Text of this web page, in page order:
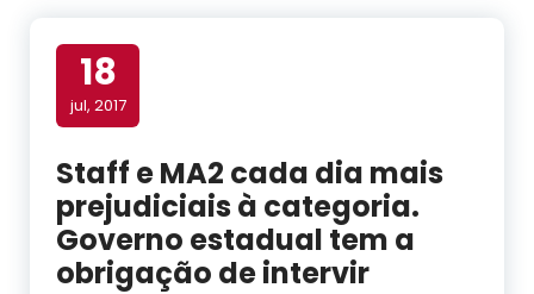
18
jul, 2017
Staff e MA2 cada dia mais
prejudiciais à categoria.
Governo estadual tem a
obrigação de intervir